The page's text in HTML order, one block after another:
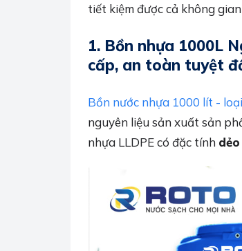
tiết kiệm được cả không
1. Bồn nhựa 1000L
cấp, an toàn tuyệt
Bồn nước nhựa 1000 lít -
nguyên liệu sản xuất sản
nhựa LLDPE có đặc tính